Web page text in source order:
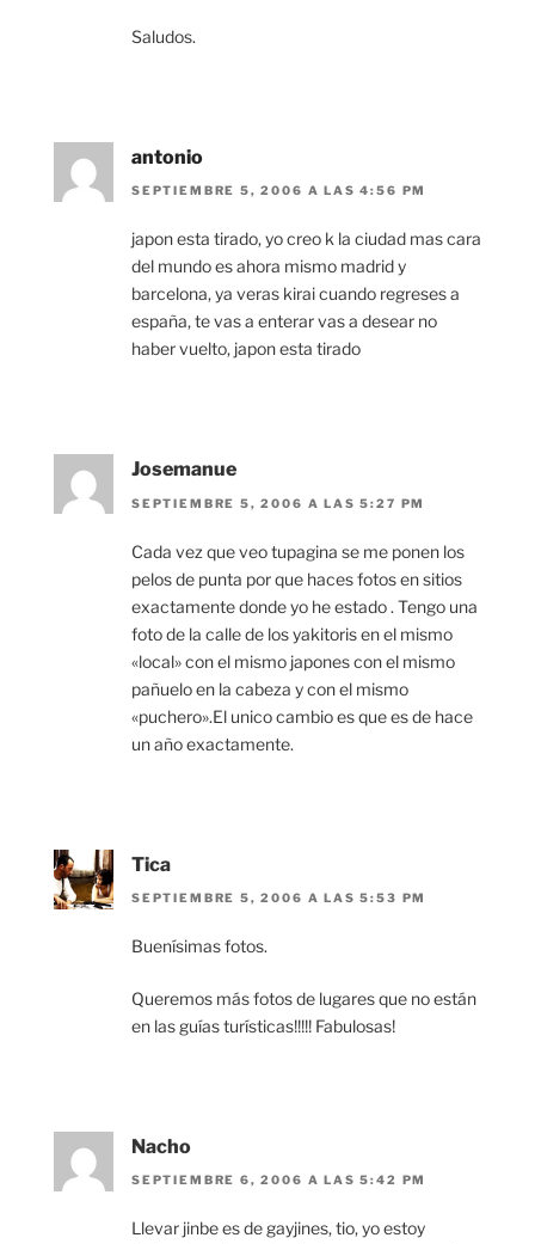
Saludos.
antonio
SEPTIEMBRE 5, 2006 A LAS 4:56 PM
japon esta tirado, yo creo k la ciudad mas cara
del mundo es ahora mismo madrid y
barcelona, ya veras kirai cuando regreses a
españa, te vas a enterar vas a desear no
haber vuelto, japon esta tirado
Josemanue
SEPTIEMBRE 5, 2006 A LAS 5:27 PM
Cada vez que veo tupagina se me ponen los
pelos de punta por que haces fotos en sitios
exactamente donde yo he estado . Tengo una
foto de la calle de los yakitoris en el mismo
«local» con el mismo japones con el mismo
pañuelo en la cabeza y con el mismo
«puchero».El unico cambio es que es de hace
un año exactamente.
Tica
SEPTIEMBRE 5, 2006 A LAS 5:53 PM
Buenísimas fotos.
Queremos más fotos de lugares que no están
en las guías turísticas!!!!! Fabulosas!
Nacho
SEPTIEMBRE 6, 2006 A LAS 5:42 PM
Llevar jinbe es de gayjines, tio, yo estoy